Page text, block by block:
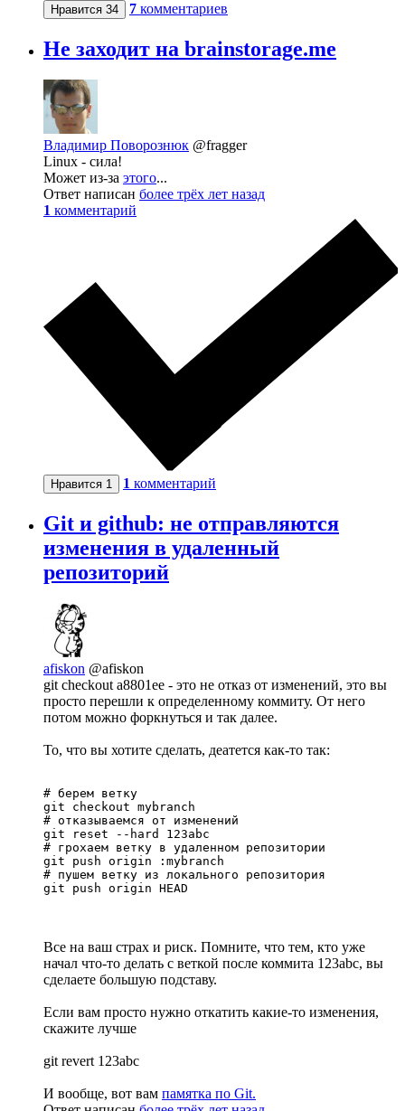
Нравится 34 7 комментариев
Не заходит на brainstorage.me
Владимир Поворознюк @fragger
Linux - сила!
Может из-за этого...
Ответ написан более трёх лет назад
1 комментарий
Нравится 1 1 комментарий
Git и github: не отправляются
изменения в удаленный
репозиторий
afiskon @afiskon
git checkout a8801ee - это не отказ от изменений, это вы
просто перешли к определенному коммиту. От него
потом можно форкнуться и так далее.
То, что вы хотите сделать, деатется как-то так:
# берем ветку
git checkout mybranch
# отказываемся от изменений
git reset --hard 123abc
# грохаем ветку в удаленном репозитории
git push origin :mybranch
# пушем ветку из локального репозитория
git push origin HEAD
Все на ваш страх и риск. Помните, что тем, кто уже
начал что-то делать с веткой после коммита 123abc, вы
сделаете большую подставу.
Если вам просто нужно откатить какие-то изменения,
скажите лучше
git revert 123abc
И вообще, вот вам памятка по Git.